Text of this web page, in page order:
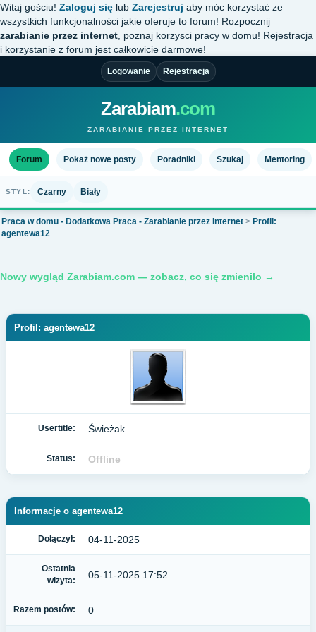
Witaj gościu! Zaloguj się lub Zarejestruj aby móc korzystać ze
wszystkich funkcjonalności jakie oferuje to forum! Rozpocznij
zarabianie przez internet , poznaj korzysci pracy w domu! Rejestracja
i korzystanie z forum jest całkowicie darmowe!
Logowanie Rejestracja
Zarabiam.com
ZARABIANIE PRZEZ INTERNET
Forum Pokaż nowe posty Poradniki Szukaj Mentoring
STYL: Czarny Biały
Praca w domu - Dodatkowa Praca - Zarabianie przez Internet > Profil:
agentewa12
Nowy wygląd Zarabiam.com — zobacz, co się zmieniło →
Profil: agentewa12
Usertitle: Świeżak
Status: Offline
Informacje o agentewa12
Dołączył: 04-11-2025
Ostatnia
wizyta:
05-11-2025 17:52
Razem postów: 0